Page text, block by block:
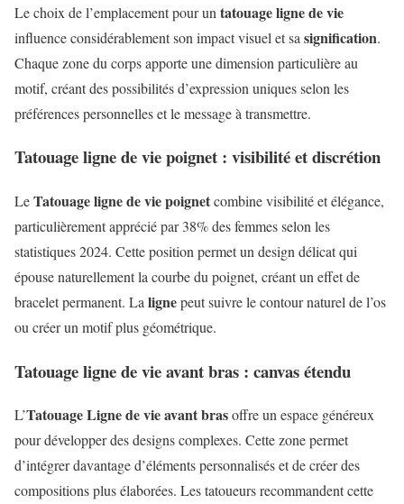
Le choix de l’emplacement pour un tatouage ligne de vie
influence considérablement son impact visuel et sa signification.
Chaque zone du corps apporte une dimension particulière au
motif, créant des possibilités d’expression uniques selon les
préférences personnelles et le message à transmettre.
Tatouage ligne de vie poignet : visibilité et discrétion
LeTatouage ligne de vie poignetcombine visibilité et élégance,
particulièrement apprécié par 38% des femmes selon les
statistiques 2024. Cette position permet un design délicat qui
épouse naturellement la courbe du poignet, créant un effet de
bracelet permanent. La lignepeut suivre le contour naturel de l’os
ou créer un motif plus géométrique.
Tatouage ligne de vie avant bras : canvas étendu
L’Tatouage Ligne de vie avant brasoffre un espace généreux
pour développer des designs complexes. Cette zone permet
d’intégrer davantage d’éléments personnalisés et de créer des
compositions plus élaborées. Les tatoueurs recommandent cette